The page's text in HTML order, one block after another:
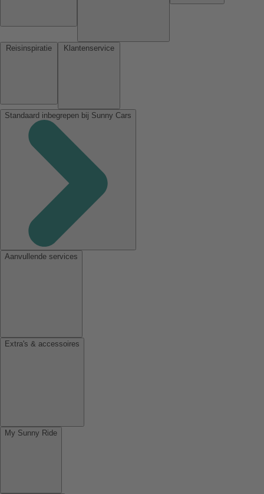
Standaard inbegrepen bij Sunny Cars
Aanvullende services
Extra's & accessoires
My Sunny Ride